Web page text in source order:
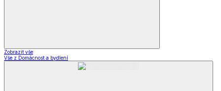
Zobrazit vše
Vše z Domácnost a bydlení